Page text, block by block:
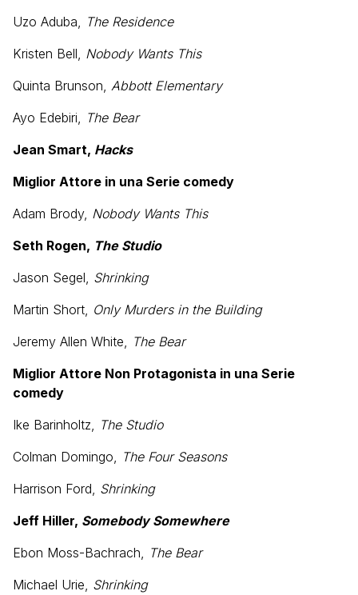
Uzo Aduba, The Residence
Kristen Bell, Nobody Wants This
Quinta Brunson, Abbott Elementary
Ayo Edebiri, The Bear
Jean Smart, Hacks
Miglior Attore in una Serie comedy
Adam Brody, Nobody Wants This
Seth Rogen, The Studio
Jason Segel, Shrinking
Martin Short, Only Murders in the Building
Jeremy Allen White, The Bear
Miglior Attore Non Protagonista in una Serie
comedy
Ike Barinholtz, The Studio
Colman Domingo, The Four Seasons
Harrison Ford, Shrinking
Jeff Hiller, Somebody Somewhere
Ebon Moss-Bachrach, The Bear
Michael Urie, Shrinking